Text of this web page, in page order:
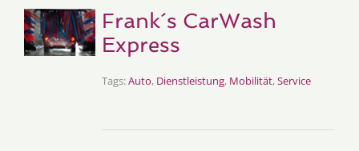
Frank´s CarWash
Express
Tags:Auto, Dienstleistung, Mobilität,Service